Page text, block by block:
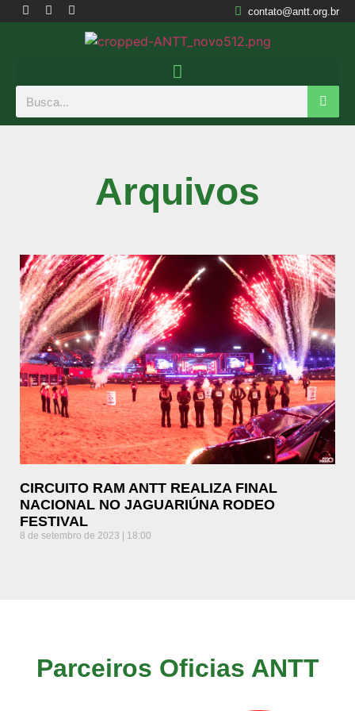
contato@antt.org.br
Arquivos
CIRCUITO RAM ANTT REALIZA FINAL
NACIONAL NO JAGUARIÚNA RODEO
FESTIVAL
8 de setembro de 2023 18:00
Parceiros Oficias ANTT